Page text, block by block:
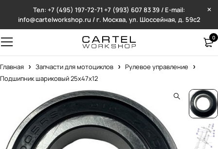
Тел: +7 (495) 197-72-71 +7 (993) 607 83 39 / E-mail:
info@cartelworkshop.ru / г. Москва, ул. Шоссейная, д. 59с2
0
Главная Запчасти для мотоциклов
Рулевое управление
Подшипник шариковый 25x47x12